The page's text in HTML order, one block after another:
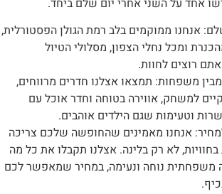
אחד על השני אחרי יום שלם ביחד.
אנחנו ממוקמים בלב רמת הגולן הפסטורלית,
ומכל נחלי הצפון, מסלולי הטיול
רוצים לחוות.
משפחות: תמצאו אצלנו חדרים מרווחים,
למשחק, אווירה בטוחה וחדר אוכל עם
וטעימות שגם הילדים אוהבים.
אנחנו מאמינים שהחופשה שלכם צריכה
לא רק בלינה. אצלנו תקבלו את כל מה
משפחתית נוחה ונעימה, במחיר שמאפשר לכם